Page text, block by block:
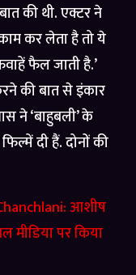
की थी. एक्टर ने
कर लेता है तो ये
फैल जाती है.’
की बात से इंकार
ने ‘बाहुबली’ के
दी हैं. दोनों की
आशीष
मीडिया पर किया